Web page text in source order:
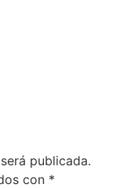
publicada.
con *